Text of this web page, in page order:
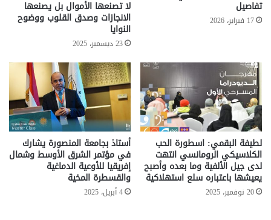
تفاصيل
17 فبراير، 2026
لا تصنعها الأموال بل يصنعها
الانجازات وصدق القلوب ووضوح
النوايا
23 ديسمبر، 2025
لطيفة البقمي: اسطورة الحب
الكلاسيكي الرومانسي انتهت
لدى جيل الألفية وما بعده وأصبح
يعيشها باعتباره سلع استهلاكية
20 نوفمبر، 2025
أستاذ بجامعة المنصورة يشارك
في مؤتمر الشرق الأوسط وشمال
إفريقيا للأوعية الدماغية
والقسطرة المخية
4 أبريل، 2025